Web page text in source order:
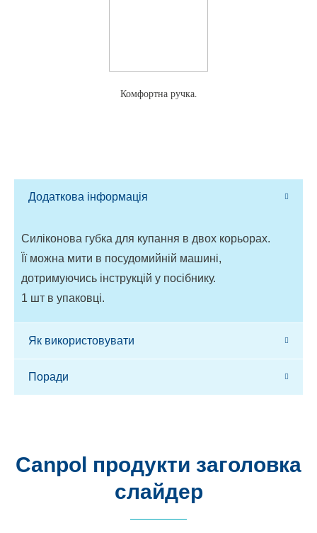
Комфортна ручка.
Додаткова інформація
Силіконова губка для купання в двох корьорах.
Її можна мити в посудомийній машині,
дотримуючись інструкцій у посібнику.
1 шт в упаковці.
Як використовувати
Поради
Canpol продукти заголовка
слайдер